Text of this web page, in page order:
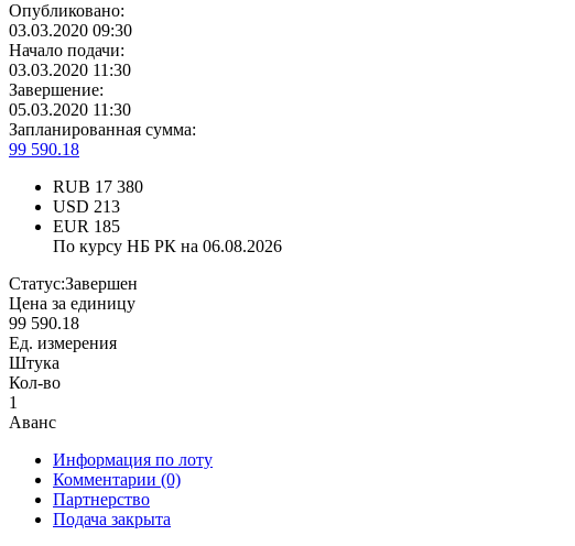
Опубликовано:
03.03.2020 09:30
Начало подачи:
03.03.2020 11:30
Завершение:
05.03.2020 11:30
Запланированная сумма:
99 590.18
RUB 17 380
USD 213
EUR 185
По курсу НБ РК на 06.08.2026
Статус:Завершен
Цена за единицу
99 590.18
Ед. измерения
Штука
Кол-во
1
Аванс
Информация по лоту
Комментарии (0)
Партнерство
Подача закрыта